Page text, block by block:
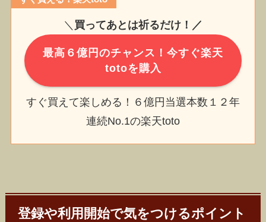
＼ 買ってあとは祈るだけ！／
最高６億円のチャンス！今すぐ楽天
totoを購入
すぐ買えて楽しめる！６億円当選本数１２年
連続No.1の楽天toto
登録や利用開始で気をつけるポイント